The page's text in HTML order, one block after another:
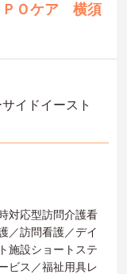
ＰＯケア 横須
イドイースト
対応型訪問介護看
／訪問看護／デイ
施設ショートステ
ビス／福祉用具レ